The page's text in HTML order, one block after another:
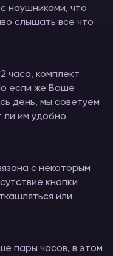
наушниками, что
слышать все что
часа, комплект
если же Ваше
день, мы советуем
ли им удобно
с некоторым
кнопки
или
пары часов, в этом